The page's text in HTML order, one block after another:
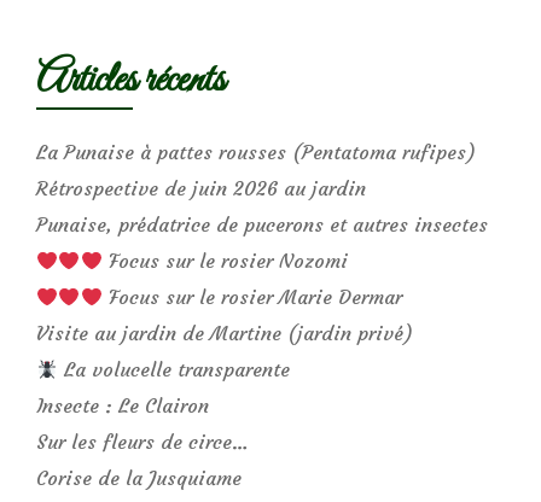
Articles récents
La Punaise à pattes rousses (Pentatoma rufipes)
Rétrospective de juin 2026 au jardin
Punaise, prédatrice de pucerons et autres insectes
Focus sur le rosier Nozomi
Focus sur le rosier Marie Dermar
Visite au jardin de Martine (jardin privé)
La volucelle transparente
Insecte : Le Clairon
Sur les fleurs de circe…
Corise de la Jusquiame